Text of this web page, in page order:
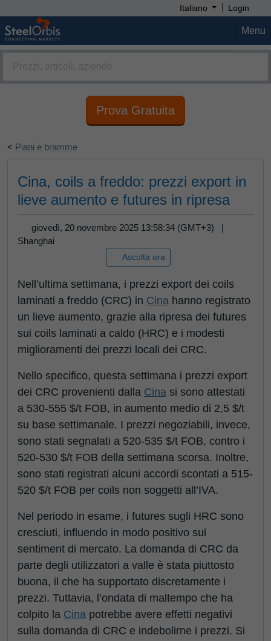
Italiano | Login
Menu
Prova Gratuita
< Piani e bramme
Cina, coils a freddo: prezzi export in
lieve aumento e futures in ripresa
giovedì, 20 novembre 2025 13:58:34 (GMT+3) |
Shanghai
Ascolta ora
Nell’ultima settimana, i prezzi export dei coils
laminati a freddo (CRC) in Cina hanno registrato
un lieve aumento, grazie alla ripresa dei futures
sui coils laminati a caldo (HRC) e i modesti
miglioramenti dei prezzi locali dei CRC.
Nello specifico, questa settimana i prezzi export
dei CRC provenienti dalla Cina si sono attestati
a 530-555 $/t FOB, in aumento medio di 2,5 $/t
su base settimanale. I prezzi negoziabili, invece,
sono stati segnalati a 520-535 $/t FOB, contro i
520-530 $/t FOB della settimana scorsa. Inoltre,
sono stati registrati alcuni accordi scontati a 515-
520 $/t FOB per coils non soggetti all’IVA.
Nel periodo in esame, i futures sugli HRC sono
cresciuti, influendo in modo positivo sui
sentiment di mercato. La domanda di CRC da
parte degli utilizzatori a valle è stata piuttosto
buona, il che ha supportato discretamente i
prezzi. Tuttavia, l’ondata di maltempo che ha
colpito la Cina potrebbe avere effetti negativi
sulla domanda di CRC e indebolirne i prezzi. Si